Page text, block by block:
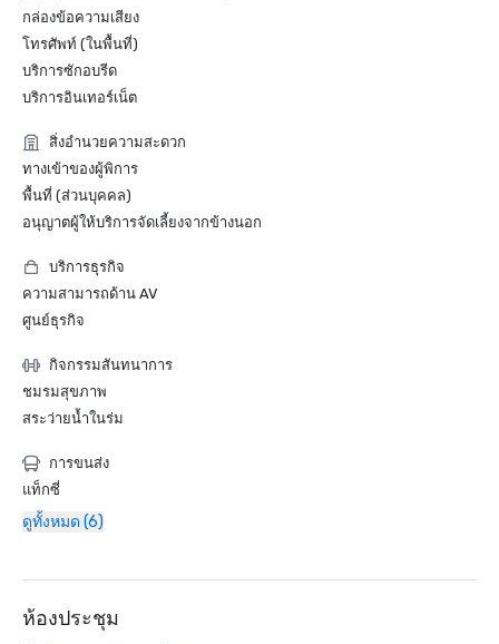
กล่องข้อความเสียง
โทรศัพท์ (ในพื้นที่)
บริการซักอบรีด
บริการอินเทอร์เน็ต
สิ่งอำนวยความสะดวก
ทางเข้าของผู้พิการ
พื้นที่ (ส่วนบุคคล)
อนุญาตผู้ให้บริการจัดเลี้ยงจากข้างนอก
บริการธุรกิจ
ความสามารถด้าน AV
ศูนย์ธุรกิจ
กิจกรรมสันทนาการ
ชมรมสุขภาพ
สระว่ายน้ำในร่ม
การขนส่ง
แท็กซี่
ดูทั้งหมด (6)
ห้องประชุม